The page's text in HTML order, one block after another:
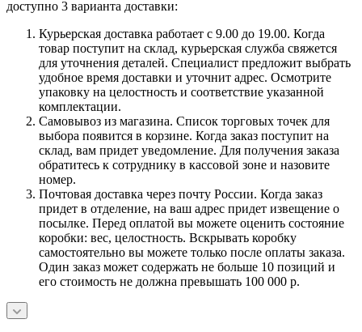
доступно 3 варианта доставки:
Курьерская доставка работает с 9.00 до 19.00. Когда
товар поступит на склад, курьерская служба свяжется
для уточнения деталей. Специалист предложит выбрать
удобное время доставки и уточнит адрес. Осмотрите
упаковку на целостность и соответствие указанной
комплектации.
Самовывоз из магазина. Список торговых точек для
выбора появится в корзине. Когда заказ поступит на
склад, вам придет уведомление. Для получения заказа
обратитесь к сотруднику в кассовой зоне и назовите
номер.
Почтовая доставка через почту России. Когда заказ
придет в отделение, на ваш адрес придет извещение о
посылке. Перед оплатой вы можете оценить состояние
коробки: вес, целостность. Вскрывать коробку
самостоятельно вы можете только после оплаты заказа.
Один заказ может содержать не больше 10 позиций и
его стоимость не должна превышать 100 000 р.